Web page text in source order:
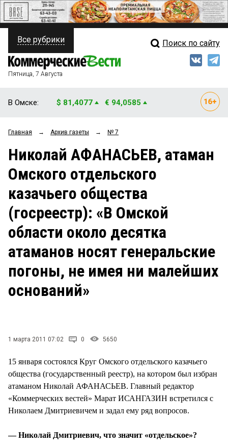
ПОЛИТИКА
ФИНАНСЫ
ОБЩЕСТВО
ЗАКОН
НОВОСТИ КОМПАНИЙ
СТИЛЬ ЖИЗНИ
Свежий выпуск
Рейтинги
Блоги
Архив
Все рубрики Поиск по сайту
Пятница, 7 Августа
В Омске: $ 81,4077 € 94,0585
Главная → Архив газеты → № 7
Николай АФАНАСЬЕВ, атаман
Омского отдельского
казачьего общества
(госреестр): «В Омской
области около десятка
атаманов носят генеральские
погоны, не имея ни малейших
оснований»
1 марта 2011 07:02 0 5650
15 января состоялся Круг Омского отдельского казачьего
общества (государственный реестр), на котором был избран
атаманом Николай АФАНАСЬЕВ. Главный редактор
«Коммерческих вестей» Марат ИСАНГАЗИН встретился с
Николаем Дмитриевичем и задал ему ряд вопросов.
— Николай Дмитриевич, что значит «отдельское»?